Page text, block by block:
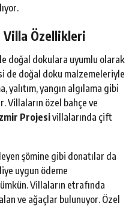
Özellikleri
doğal dokulara uyumlu olarak
de doğal doku malzemeleriyle
yalıtım, yangın algılama gibi
Villaların özel bahçe ve
Projesivillalarında çift
şömine gibi donatılar da
uygun ödeme
Villaların etrafında
ve ağaçlar bulunuyor. Özel